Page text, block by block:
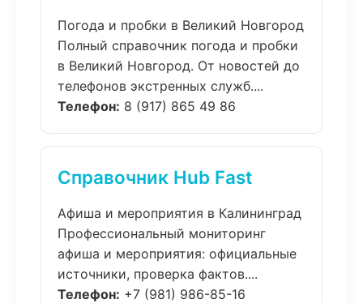
Погода и пробки в Великий Новгород
Полный справочник погода и пробки
в Великий Новгород. От новостей до
телефонов экстренных служб....
Телефон: 8 (917) 865 49 86
Справочник Hub Fast
Афиша и мероприятия в Калининград
Профессиональный мониторинг
афиша и мероприятия: официальные
источники, проверка фактов....
Телефон: +7 (981) 986-85-16